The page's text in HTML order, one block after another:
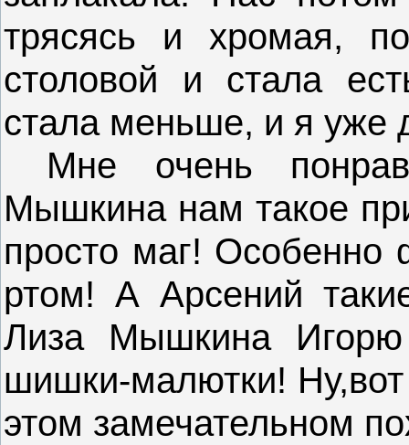
трясясь и хромая,
столовой и стала
стала меньше, и я уже
Мне очень
Мышкина нам такое
просто маг!
ртом! А Арсений
Лиза Мышкина Игорю
шишки-малютки! Ну,вот
этом замечательном